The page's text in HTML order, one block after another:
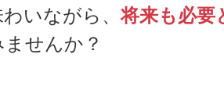
いながら、将来も必要
せんか？